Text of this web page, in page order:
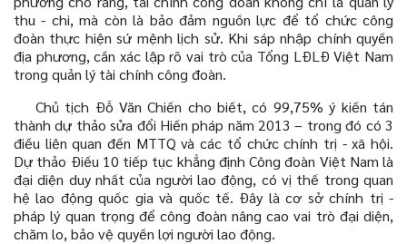
thu - chi, mà còn là bảo đảm nguồn lực để tổ chức công
đoàn thực hiện sứ mệnh lịch sử. Khi sáp nhập chính quyền
địa phương, cần xác lập rõ vai trò của Tổng LĐLĐ Việt Nam
trong quản lý tài chính công đoàn.
Chủ tịch Đỗ Văn Chiến cho biết, có 99,75% ý kiến tán
thành dự thảo sửa đổi Hiến pháp năm 2013 – trong đó có 3
điều liên quan đến MTTQ và các tổ chức chính trị - xã hội.
Dự thảo Điều 10 tiếp tục khẳng định Công đoàn Việt Nam là
đại diện duy nhất của người lao động, có vị thế trong quan
hệ lao động quốc gia và quốc tế. Đây là cơ sở chính trị -
pháp lý quan trọng để công đoàn nâng cao vai trò đại diện,
chăm lo, bảo vệ quyền lợi người lao động.